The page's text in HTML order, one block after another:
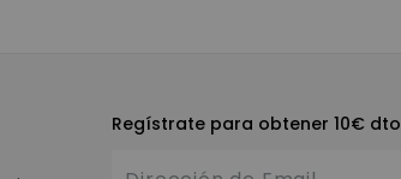
Regístrate para obtener 10€ dto